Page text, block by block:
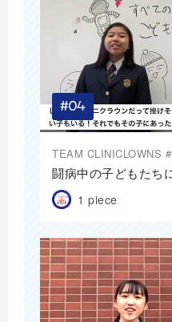
TEAM CLINICLOWNS
闘病中の子どもたち
1 piece